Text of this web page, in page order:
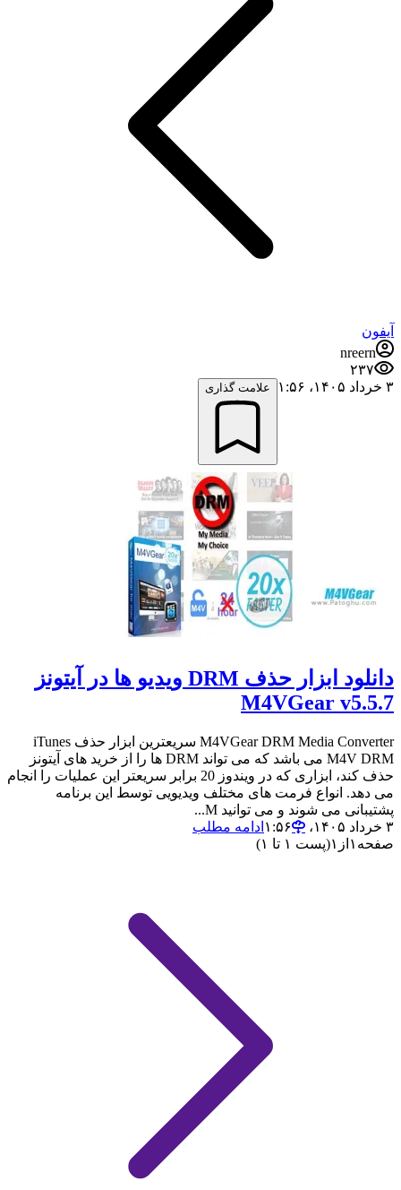
آیفون
nreern
۲۳۷
۳ خرداد ۱۴۰۵،‏ ۱:۵۶
علامت گذاری
دانلود ابزار حذف DRM ویدیو ها در آیتونز
M4VGear v5.5.7
M4VGear DRM Media Converter سریعترین ابزار حذف iTunes
M4V DRM می باشد که می تواند DRM ها را از خرید های آیتونز
حذف کند، ابزاری که در ویندوز 20 برابر سریعتر این عملیات را انجام
می دهد. انواع فرمت های مختلف ویدیویی توسط این برنامه
پشتیبانی می شوند و می توانید M...
۳ خرداد ۱۴۰۵،‏ ۱:۵۶
ادامه مطلب
صفحه ۱ از ۱(پست ۱ تا ۱)